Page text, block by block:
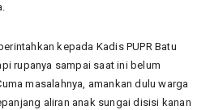
kepada Kadis PUPR Batu
rupanya sampai saat ini belum
masalahnya, amankan dulu warga
aliran anak sungai disisi kanan